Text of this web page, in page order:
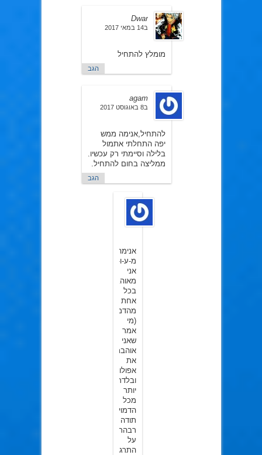
Dwar
ב14 במאי 2017
מומלץ להתחיל
הגב
agam
ב8 באוגוסט 2017
להתחיל,אנימה ממש
יפה התחלתי אתמול
בלילה וסיימתי רק עכשיו.
ממליצה בחום להתחיל.
הגב
אנימה
מ-ע-ו-ל-ה!
אני
מאוהבת
בכל
אחת
מהדמויות!
(מי
אמר
שאני
אוהבת
את
אפולון
ובלדר
יותר
מכל
הדמויות?)
תודה
רבהרבהרבהרבהרבהרבהרבה
על
התרגום!